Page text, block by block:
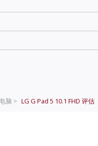
脑 > LG G Pad 5 10.1 FHD 评估